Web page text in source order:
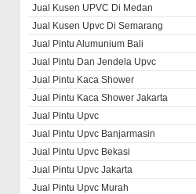
Jual Kusen UPVC Di Medan
Jual Kusen Upvc Di Semarang
Jual Pintu Alumunium Bali
Jual Pintu Dan Jendela Upvc
Jual Pintu Kaca Shower
Jual Pintu Kaca Shower Jakarta
Jual Pintu Upvc
Jual Pintu Upvc Banjarmasin
Jual Pintu Upvc Bekasi
Jual Pintu Upvc Jakarta
Jual Pintu Upvc Murah